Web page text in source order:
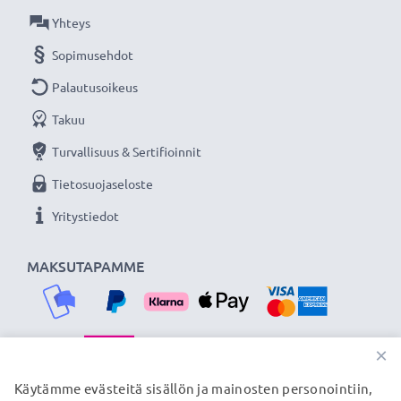
★3 vuoden takuu
Olemme vuonna 2004 perustettu kansainvälinen
siksi tarjoamme 36 kuukauden takuun!
MAKSUTAPAMME
Yhteys
Sopimusehdot
Palautusoikeus
Takuu
Turvallisuus & Sertifioinnit
Tietosuojaseloste
Yritystiedot
TOIMITUSKUMPPANIMME
×
Käytämme evästeitä sisällön ja mainosten personointiin,